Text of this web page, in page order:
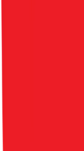
Flipové
Redmi
Mezzo